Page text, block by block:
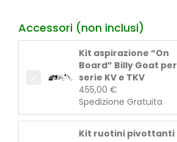
Accessori (non inclusi)
Kit aspirazione “On
Board” Billy Goat per
serie KV e TKV
455,00 €
Spedizione Gratuita
Kit ruotini pivottanti